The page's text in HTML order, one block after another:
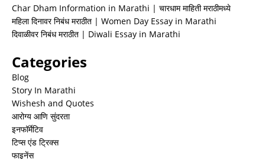
Char Dham Information in Marathi | चारधाम माहिती मराठीमध्ये
महिला दिनावर निबंध मराठीत | Women Day Essay in Marathi
दिवाळीवर निबंध मराठीत | Diwali Essay in Marathi
Categories
Blog
Story In Marathi
Wishesh and Quotes
आरोग्य आणि सुंदरता
इनफॉर्मेटिव
टिप्स एंड ट्रिक्स
फाइनेंस